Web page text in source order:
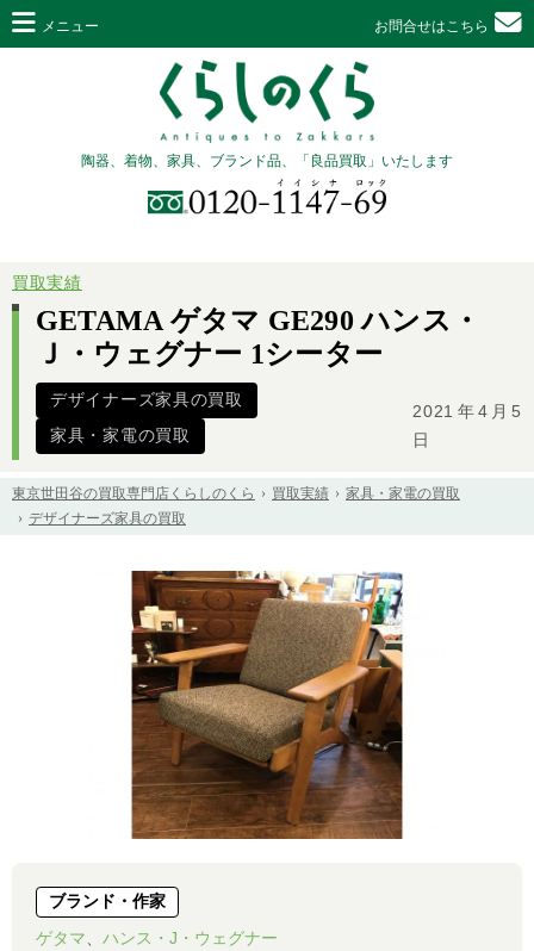
メニュー お問合せはこちら
陶器、着物、家具、ブランド品、「良品買取」いたします
買取実績
GETAMA ゲタマ GE290 ハンス・
Ｊ・ウェグナー 1シーター
デザイナーズ家具の買取
家具・家電の買取
2021年4月5
日
東京世田谷の買取専門店くらしのくら 買取実績
家具・家電の買取
デザイナーズ家具の買取
ブランド・作家
ゲタマ、 ハンス・J・ウェグナー